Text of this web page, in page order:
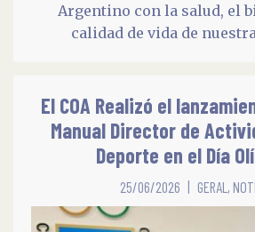
Argentino con la salud, el
calidad de vida de
El COA Realizó el
Manual Director de
Deporte en el Día
25/06/2026 GERAL ,